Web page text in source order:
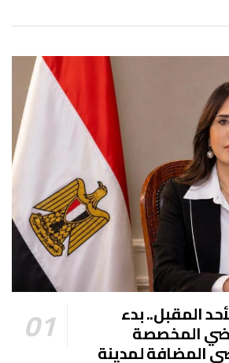
المقبل.. بدء
المخصصة
المضافة لمدينة